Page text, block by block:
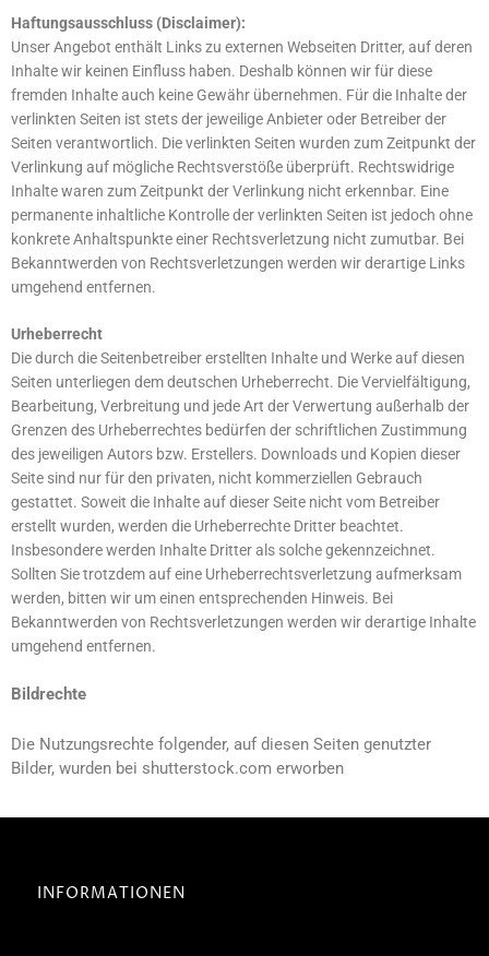
Haftungsausschluss (Disclaimer):
Unser Angebot enthält Links zu externen Webseiten Dritter, auf deren
Inhalte wir keinen Einfluss haben. Deshalb können wir für diese
fremden Inhalte auch keine Gewähr übernehmen. Für die Inhalte der
verlinkten Seiten ist stets der jeweilige Anbieter oder Betreiber der
Seiten verantwortlich. Die verlinkten Seiten wurden zum Zeitpunkt der
Verlinkung auf mögliche Rechtsverstöße überprüft. Rechtswidrige
Inhalte waren zum Zeitpunkt der Verlinkung nicht erkennbar. Eine
permanente inhaltliche Kontrolle der verlinkten Seiten ist jedoch ohne
konkrete Anhaltspunkte einer Rechtsverletzung nicht zumutbar. Bei
Bekanntwerden von Rechtsverletzungen werden wir derartige Links
umgehend entfernen.
Urheberrecht
Die durch die Seitenbetreiber erstellten Inhalte und Werke auf diesen
Seiten unterliegen dem deutschen Urheberrecht. Die Vervielfältigung,
Bearbeitung, Verbreitung und jede Art der Verwertung außerhalb der
Grenzen des Urheberrechtes bedürfen der schriftlichen Zustimmung
des jeweiligen Autors bzw. Erstellers. Downloads und Kopien dieser
Seite sind nur für den privaten, nicht kommerziellen Gebrauch
gestattet. Soweit die Inhalte auf dieser Seite nicht vom Betreiber
erstellt wurden, werden die Urheberrechte Dritter beachtet.
Insbesondere werden Inhalte Dritter als solche gekennzeichnet.
Sollten Sie trotzdem auf eine Urheberrechtsverletzung aufmerksam
werden, bitten wir um einen entsprechenden Hinweis. Bei
Bekanntwerden von Rechtsverletzungen werden wir derartige Inhalte
umgehend entfernen.
Bildrechte
Die Nutzungsrechte folgender, auf diesen Seiten genutzter
Bilder, wurden bei shutterstock.com erworben
INFORMATIONEN